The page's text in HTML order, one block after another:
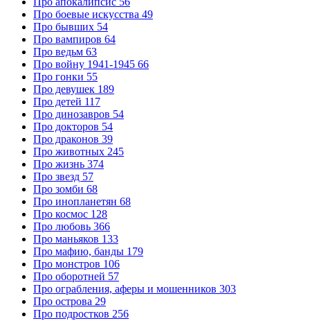
Про боевые искусства 49
Про бывших 54
Про вампиров 64
Про ведьм 63
Про войну 1941-1945 66
Про гонки 55
Про девушек 189
Про детей 117
Про динозавров 54
Про докторов 54
Про драконов 39
Про животных 245
Про жизнь 374
Про звезд 57
Про зомби 68
Про инопланетян 68
Про космос 128
Про любовь 366
Про маньяков 133
Про мафию, банды 179
Про монстров 106
Про оборотней 57
Про ограбления, аферы и мошенников 303
Про острова 29
Про подростков 256